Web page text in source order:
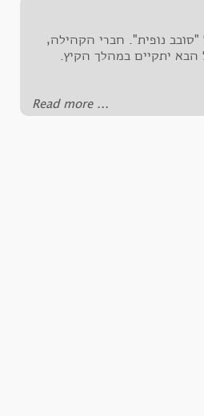
בשבת 21.4.2012 במסלול "סובב נופית". חברי הקהילה,
הבא יתקיים במהלך הקיץ.
‪Read more ...‬